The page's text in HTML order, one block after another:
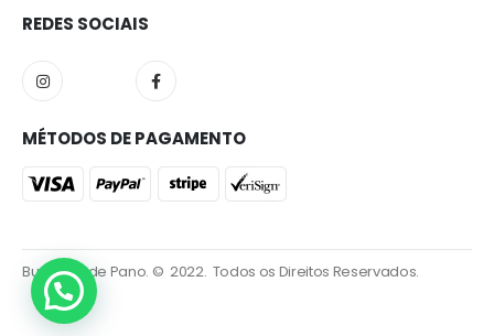
REDES SOCIAIS
MÉTODOS DE PAGAMENTO
Bumbum de Pano. © 2022. Todos os Direitos Reservados.